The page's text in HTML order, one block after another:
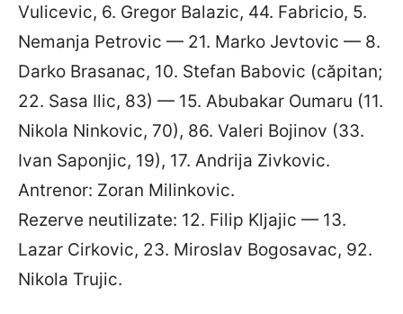
Vulicevic, 6. Gregor Balazic, 44. Fabricio, 5.
Nemanja Petrovic — 21. Marko Jevtovic — 8.
Darko Brasanac, 10. Stefan Babovic (căpitan;
22. Sasa Ilic, 83) — 15. Abubakar Oumaru (11.
Nikola Ninkovic, 70), 86. Valeri Bojinov (33.
Ivan Saponjic, 19), 17. Andrija Zivkovic.
Antrenor: Zoran Milinkovic.
Rezerve neutilizate: 12. Filip Kljajic — 13.
Lazar Cirkovic, 23. Miroslav Bogosavac, 92.
Nikola Trujic.